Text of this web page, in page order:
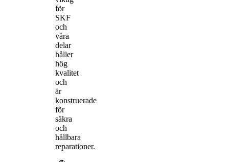
för
SKF
och
våra
delar
håller
hög
kvalitet
och
är
konstruerade
för
säkra
och
hållbara
reparationer.